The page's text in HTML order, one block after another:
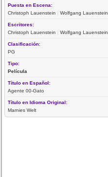
Puesta en Escena:
Christoph Lauenstein |Wolfgang Lauenstein
Escritores:
Christoph Lauenstein |Wolfgang Lauenstein
Clasificación:
PG
Tipo:
Película
Título en Español:
Agente 00-Gato
Título en Idioma Original:
Marnies Welt